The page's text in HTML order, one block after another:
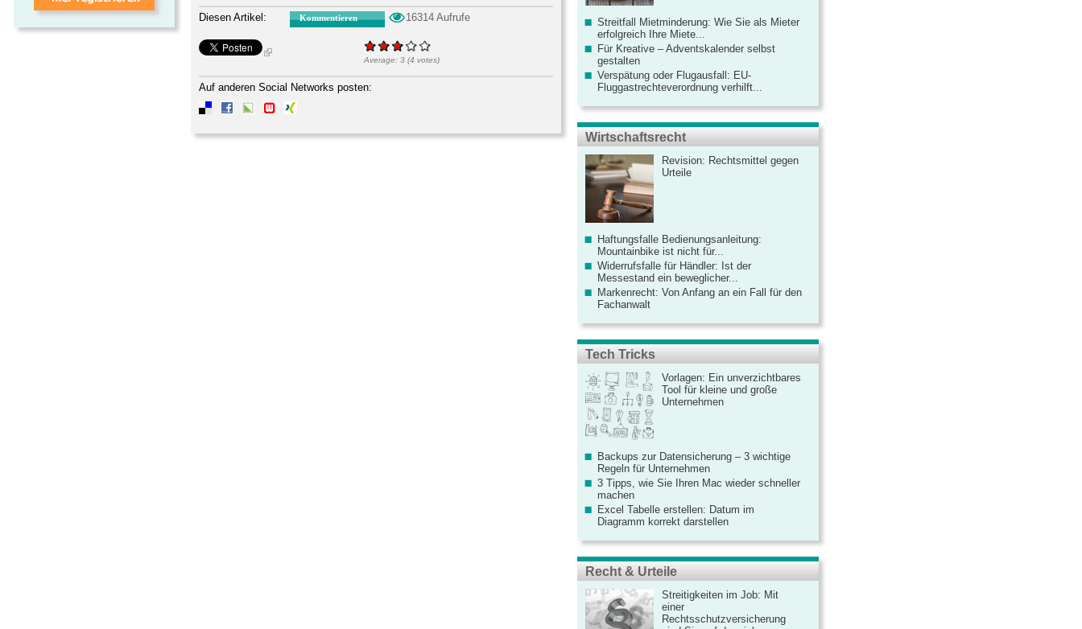
Diesen Artikel: Kommentieren 16314 Aufrufe
Average: 3 (4 votes)
Auf anderen Social Networks posten:
Streitfall Mietminderung: Wie Sie als Mieter
erfolgreich Ihre Miete...
Für Kreative – Adventskalender selbst
gestalten
Verspätung oder Flugausfall: EU-
Fluggastrechteverordnung verhilft...
Wirtschaftsrecht
Revision: Rechtsmittel gegen
Urteile
Haftungsfalle Bedienungsanleitung:
Mountainbike ist nicht für...
Widerrufsfalle für Händler: Ist der
Messestand ein beweglicher...
Markenrecht: Von Anfang an ein Fall für den
Fachanwalt
Tech Tricks
Vorlagen: Ein unverzichtbares
Tool für kleine und große
Unternehmen
Backups zur Datensicherung – 3 wichtige
Regeln für Unternehmen
3 Tipps, wie Sie Ihren Mac wieder schneller
machen
Excel Tabelle erstellen: Datum im
Diagramm korrekt darstellen
Recht & Urteile
Streitigkeiten im Job: Mit
einer
Rechtsschutzversicherung